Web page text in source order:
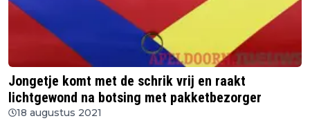
Jongetje komt met de schrik vrij en raakt
lichtgewond na botsing met pakketbezorger
18 augustus 2021